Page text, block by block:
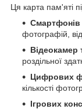
Ця карта пам'яті
Смартфонів
фотографій,
Відеокамер
роздільної
Цифрових
кількості
Ігрових